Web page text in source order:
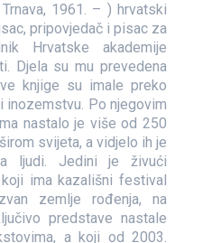
Trnava, 1961. – ) hrvatski
pripovjedač i pisac za
Hrvatske akademije
Djela su mu prevedena
knjige su imale preko
inozemstvu. Po njegovim
nastalo je više od 250
svijeta, a vidjelo ih je
ljudi. Jedini je živući
ima kazališni festival
zemlje rođenja, na
predstave nastale
a koji od 2003.